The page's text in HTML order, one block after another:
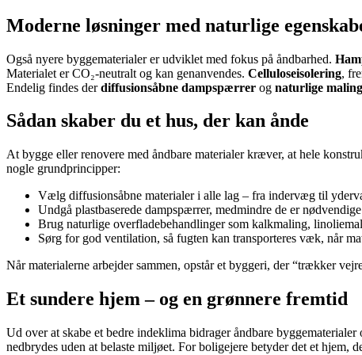
Moderne løsninger med naturlige
Også nyere byggematerialer er udviklet med fokus på åndbarhed.
Materialet er CO₂-neutralt og kan genanvendes. Celluloseisolering,
Endelig findes derdiffusionsåbne dampspærrer og naturlige
Sådan skaber du et hus, der kan ånde
At bygge eller renovere med åndbare materialer kræver, at hele
nogle grundprincipper:
Vælg diffusionsåbne materialer i alle lag – fra indervæg til
Undgå plastbaserede dampspærrer, medmindre de er
Brug naturlige overfladebehandlinger som kalkmaling,
Sørg for god ventilation, så fugten kan transporteres væk, når
Når materialerne arbejder sammen, opstår et byggeri, der “trækker
Et sundere hjem – og en grønnere fremtid
Ud over at skabe et bedre indeklima bidrager åndbare
nedbrydes uden at belaste miljøet. For boligejere betyder det et hjem,